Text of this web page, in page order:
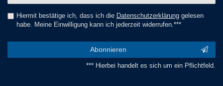
Hiermit bestätige ich, dass ich die Daten­schutz­erklärunggelesen
habe. Meine Einwilligung kann ich jederzeit widerrufen.***
Abonnieren
*** Hierbei handelt es sich um ein Pflichtfeld.